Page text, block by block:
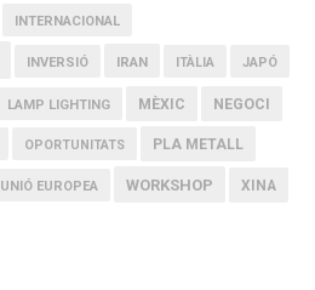
INTERNACIONAL
INVERSIÓ IRAN ITÀLIA JAPÓ
LAMP LIGHTING MÈXIC NEGOCI
OPORTUNITATS PLA METALL
UNIÓ EUROPEA WORKSHOP XINA